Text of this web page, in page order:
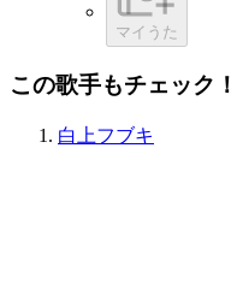
マイうた
この歌手もチェック！
白上フブキ